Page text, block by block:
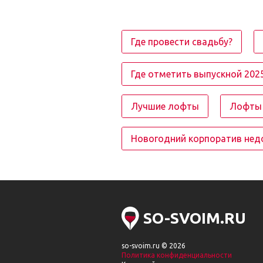
Где провести свадьбу?
Где отметить выпускной
Лучшие лофты Лофты
Новогодний корпоратив
SO-SVOIM.RU
so-svoim.ru © 2026
Политика конфиденциальности